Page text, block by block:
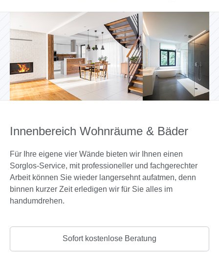
Innenbereich Wohnräume & Bäder
Für Ihre eigene vier Wände bieten wir Ihnen einen
Sorglos-Service, mit professioneller und fachgerechter
Arbeit können Sie wieder lang­er­sehnt aufatmen, denn
binnen kurzer Zeit erledigen wir für Sie alles im
handumdrehen.
Sofort kostenlose Beratung